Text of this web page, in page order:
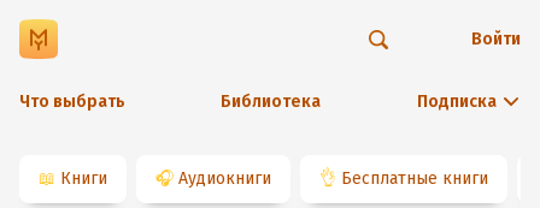
Что выбрать Библиотека Подписка
Войти
📖 Книги 🎧 Аудиокниги 👌 Бесплатные книги